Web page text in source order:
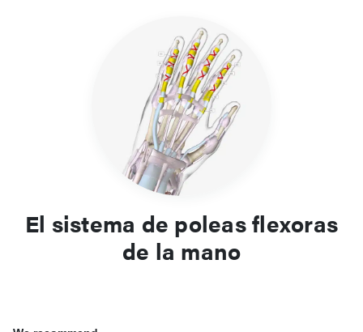
El sistema de poleas flexoras
de la mano